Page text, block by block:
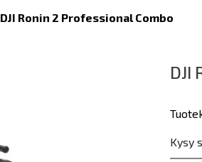
DJI Ronin 2 Professional Combo
DJI
Kysy